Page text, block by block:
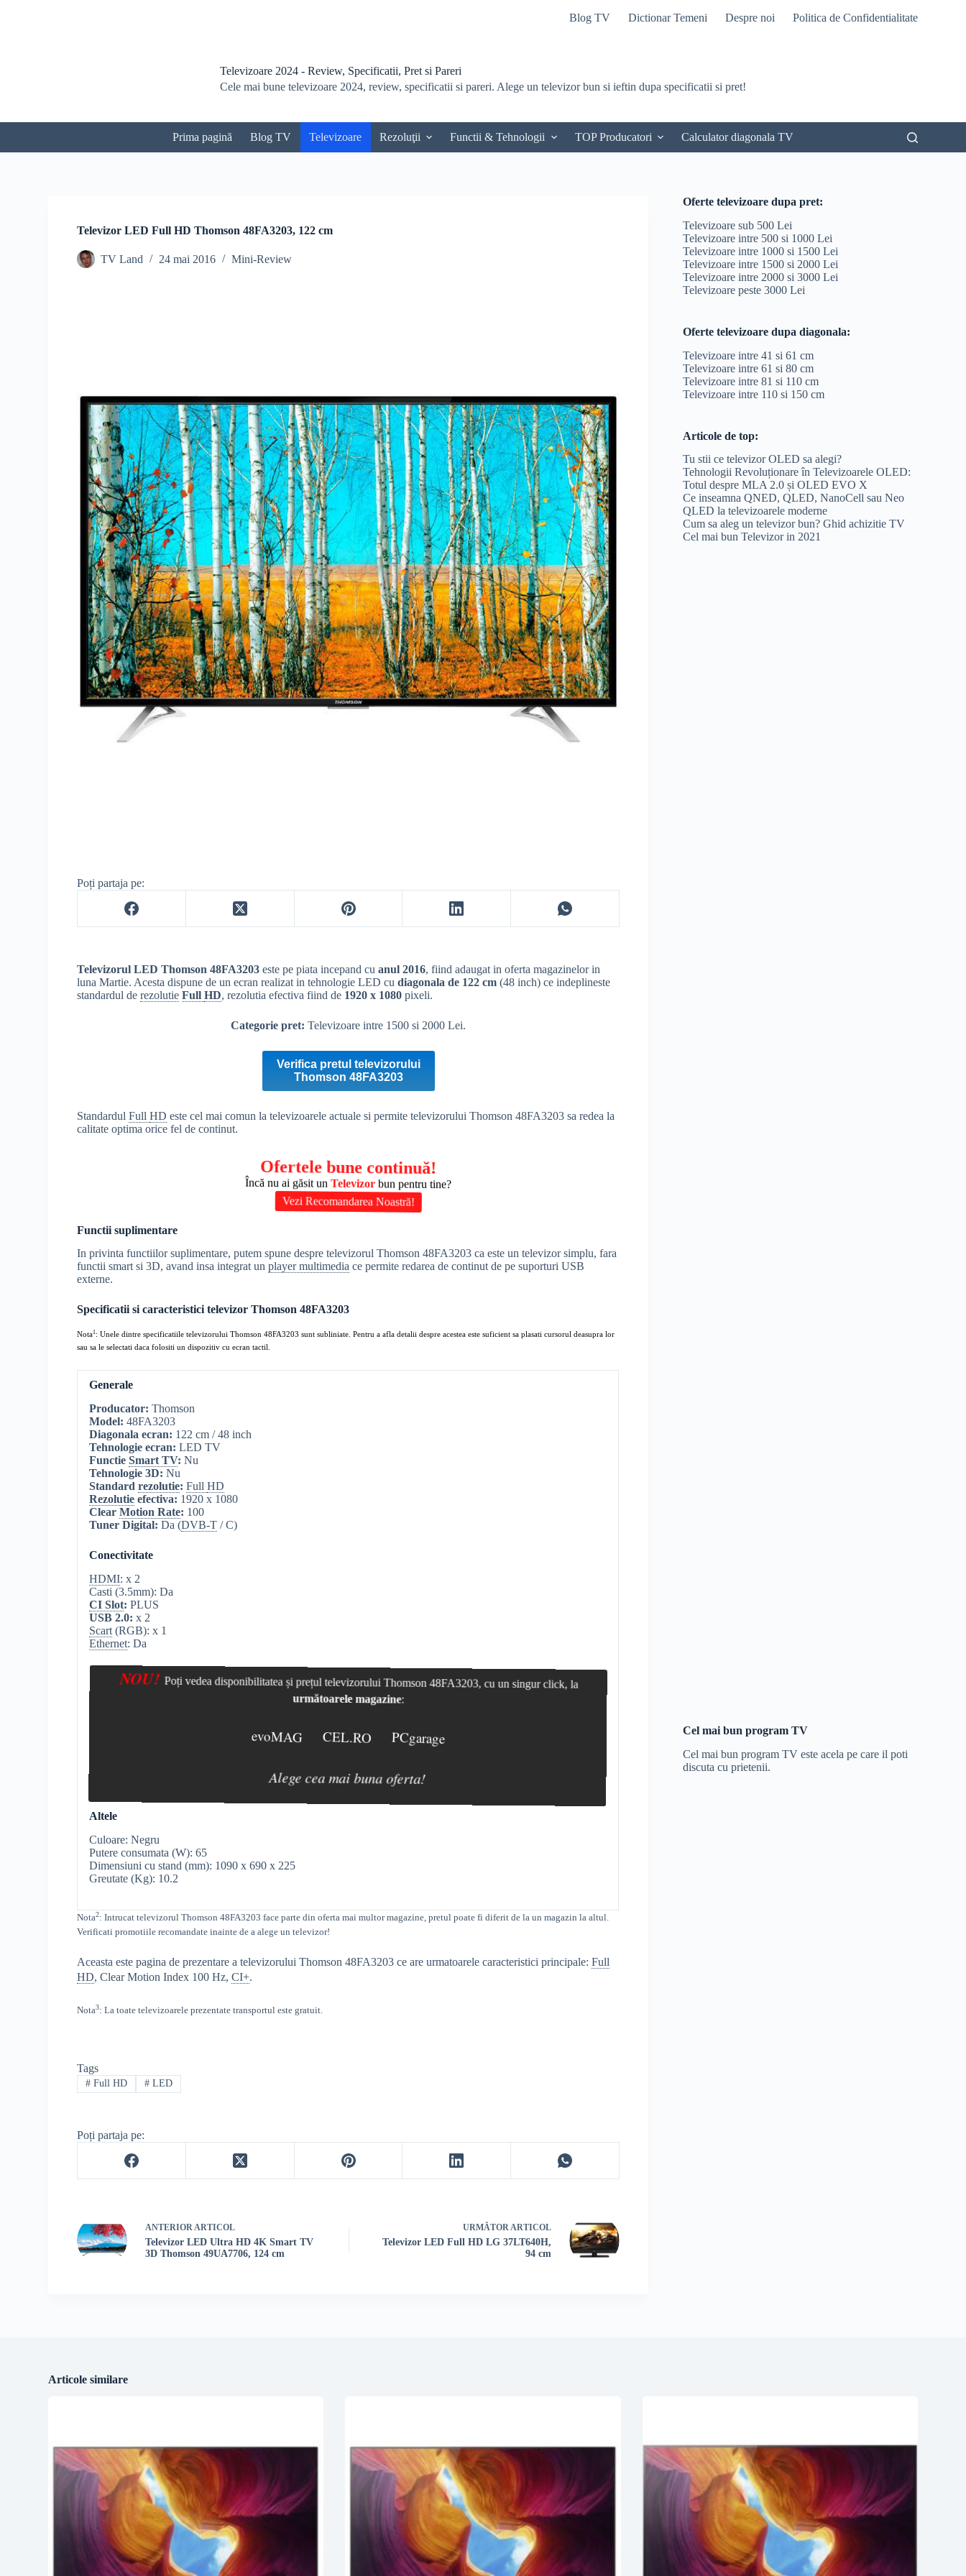
n
Blog TV Dictionar Temeni Despre noi Politica de Confidentialitate
Televizoare 2024 - Review, Specificatii, Pret si Pareri
Cele mai bune televizoare 2024, review, specificatii si pareri. Alege un televizor bun si ieftin dupa specificatii si pret!
Prima pagină Blog TV Televizoare Rezoluţii Functii & Tehnologii TOP Producatori Calculator diagonala TV
Televizor LED Full HD Thomson 48FA3203, 122 cm
TV Land 24 mai 2016 Mini-Review
Poți partaja pe:
Televizorul LED Thomson 48FA3203 este pe piata incepand cuanul 2016, fiind adaugat in oferta magazinelor in
luna Martie. Acesta dispune de un ecran realizat in tehnologie LED cudiagonala de 122 cm (48 inch) ce indeplineste
standardul derezolutie FullHD, rezolutia efectiva fiind de 1920 x 1080 pixeli.
Categorie pret:Televizoare intre 1500 si 2000 Lei.
Verifica pretul televizorului
Thomson 48FA3203
StandardulFullHD este cel mai comun la televizoarele actuale si permite televizorului Thomson 48FA3203 sa redea la
calitate optima orice fel de continut.
Ofertele bune continuă!
Încă nu ai găsit unTelevizorbun pentru tine?
Vezi Recomandarea Noastră!
Functii suplimentare
In privinta functiilor suplimentare, putem spune despre televizorul Thomson 48FA3203 ca este un televizor simplu, fara
functii smart si 3D, avand insa integrat unplayer multimedia ce permite redarea de continut de pe suporturi USB
externe.
Specificatii si caracteristici televizor Thomson 48FA3203
Nota1: Unele dintre specificatiile televizorului Thomson 48FA3203 sunt subliniate. Pentru a afla detalii despre acestea este suficient sa plasati cursorul deasupra lor
sau sa le selectati daca folositi un dispozitiv cu ecran tactil.
Generale
Producator: Thomson
Model: 48FA3203
Diagonala ecran: 122 cm / 48 inch
Tehnologie ecran: LED TV
FunctieSmart TV: Nu
Tehnologie 3D: Nu
Standardrezolutie: FullHD
Rezolutie efectiva: 1920 x 1080
ClearMotion Rate: 100
Tuner Digital: Da (DVB-T / C)
Conectivitate
HDMI: x 2
Casti (3.5mm): Da
CI Slot: PLUS
USB 2.0: x 2
Scart (RGB): x 1
Ethernet: Da
NOU! Poți vedea disponibilitatea și prețul televizorului Thomson 48FA3203, cu un singur click, la
următoarele magazine:
evoMAG CEL.RO PCgarage
Alege cea mai buna oferta!
Altele
Culoare: Negru
Putere consumata (W): 65
Dimensiuni cu stand (mm): 1090 x 690 x 225
Greutate (Kg): 10.2
Nota2: Intrucat televizorulThomson 48FA3203 face parte din oferta mai multor magazine, pretul poate fi diferit de la un magazin la altul.
Verificati promotiile recomandate inainte de a alege un televizor!
Aceasta este pagina de prezentare a televizorului Thomson 48FA3203 ce are urmatoarele caracteristici principale:Full
HD, Clear Motion Index 100 Hz,CI+.
Nota3: La toate televizoarele prezentate transportul este gratuit.
Tags
# Full HD #LED
Poți partaja pe:
ANTERIORARTICOL
Televizor LED Ultra HD 4K Smart TV
3D Thomson 49UA7706, 124 cm
URMĂTORARTICOL
Televizor LED Full HD LG 37LT640H,
94 cm
Oferte televizoare dupa pret:
Televizoare sub 500 Lei
Televizoare intre 500 si 1000 Lei
Televizoare intre 1000 si 1500 Lei
Televizoare intre 1500 si 2000 Lei
Televizoare intre 2000 si 3000 Lei
Televizoare peste 3000 Lei
Oferte televizoare dupa diagonala:
Televizoare intre 41 si 61 cm
Televizoare intre 61 si 80 cm
Televizoare intre 81 si 110 cm
Televizoare intre 110 si 150 cm
Articole de top:
Tu stii ce televizor OLED sa alegi?
Tehnologii Revoluționare în Televizoarele OLED:
Totul despre MLA 2.0 și OLED EVO X
Ce inseamna QNED, QLED, NanoCell sau Neo
QLED la televizoarele moderne
Cum sa aleg un televizor bun? Ghid achizitie TV
Cel mai bun Televizor in 2021
Cel mai bun program TV
Cel mai bun program TV este acela pe care il poti
discuta cu prietenii.
Articole similare